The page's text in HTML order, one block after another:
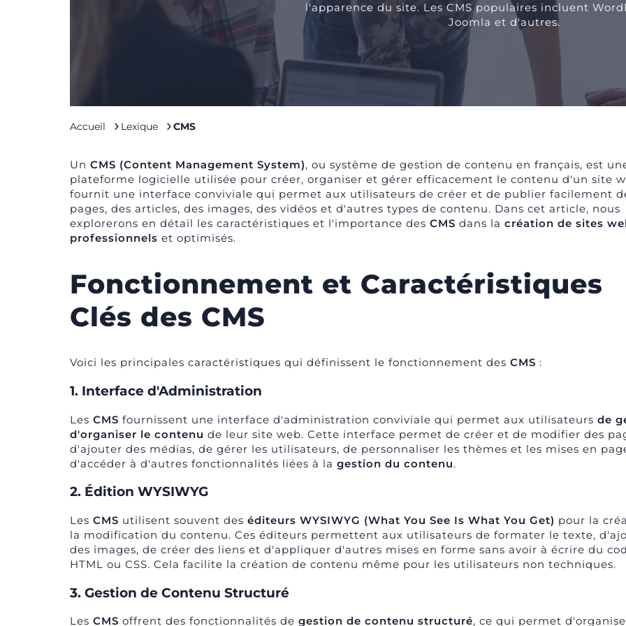
l'apparence du site. Les CMS populaires incluent
Joomla et d'autres.
Accueil Lexique CMS
Un CMS (Content Management System), ou système de gestion de contenu en français, est
plateforme logicielle utilisée pour créer, organiser et gérer efficacement le contenu d'un site
fournit une interface conviviale qui permet aux utilisateurs de créer et de publier facilement
pages, des articles, des images, des vidéos et d'autres types de contenu. Dans cet article, nous
explorerons en détail les caractéristiques et l'importance des CMS dans la création de sites
professionnels et optimisés.
Fonctionnement et Caractéristiques
Clés des CMS
Voici les principales caractéristiques qui définissent le fonctionnement des CMS :
1. Interface d'Administration
Les CMS fournissent une interface d'administration conviviale qui permet aux utilisateurs de
d'organiser le contenu de leur site web. Cette interface permet de créer et de modifier des
d'ajouter des médias, de gérer les utilisateurs, de personnaliser les thèmes et les mises en
d'accéder à d'autres fonctionnalités liées à la gestion du contenu.
2. Édition WYSIWYG
Les CMS utilisent souvent des éditeurs WYSIWYG (What You See Is What You Get) pour la
la modification du contenu. Ces éditeurs permettent aux utilisateurs de formater le texte,
des images, de créer des liens et d'appliquer d'autres mises en forme sans avoir à écrire du
HTML ou CSS. Cela facilite la création de contenu même pour les utilisateurs non techniques.
3. Gestion de Contenu Structuré
Les CMS offrent des fonctionnalités de gestion de contenu structuré, ce qui permet